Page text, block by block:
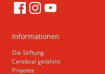
Informationen
Die Stiftung
Cerebral gelähmt
Projekte